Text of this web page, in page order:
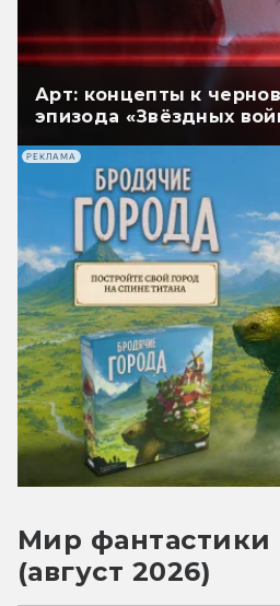
Арт: концепты к
эпизода «Звёздных
РЕКЛАМА
Мир
(август 2026)